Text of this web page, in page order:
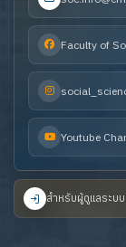
Faculty of
Youtube
สำหรับผู้ดูแลระบบ